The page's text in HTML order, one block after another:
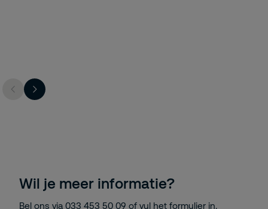
Wil je meer informatie?
Bel ons via 033 453 50 09 of vul het formulier in.